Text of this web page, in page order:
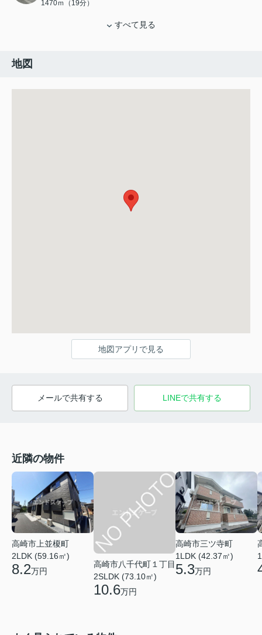
1470ｍ（19分）
すべて見る
地図
地図アプリで見る
メールで共有する LINEで共有する
近隣の物件
高崎市上並榎町
2LDK (59.16㎡)
8.2万円
高崎市八千代町１丁目
2SLDK (73.10㎡)
10.6万円
高崎市三ツ寺町
1LDK (42.37㎡)
5.3万円